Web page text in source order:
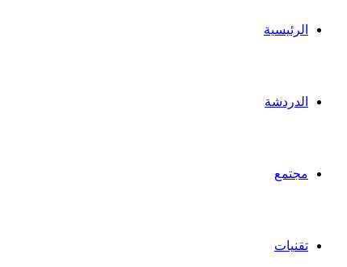
الرئيسية
الدردشة
مجتمع
تقنيات